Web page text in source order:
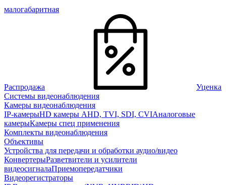
малогабаритная
Распродажа
Уценка
Системы видеонаблюдения
Камеры видеонаблюдения
IP-камерыHD камеры AHD, TVI, SDI, CVIАналоговые
камерыКамеры спец применения
Комплекты видеонаблюдения
Объективы
Устройства для передачи и обработки аудио/видео
КонвертерыРазветвители и усилители
видеосигналаПриемопередатчики
Видеорегистраторы